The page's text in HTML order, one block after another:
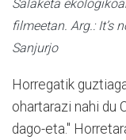
Salaketa
filmeetan. Arg.: It’s
Sanjurjo
Horregatik
ohartarazi nahi du
dago-eta."